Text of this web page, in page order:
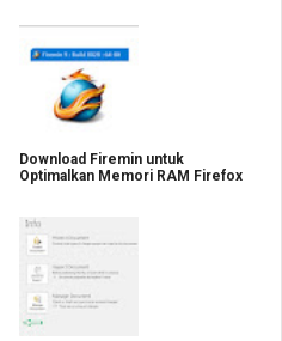
Download Firemin untuk
Optimalkan Memori RAM Firefox